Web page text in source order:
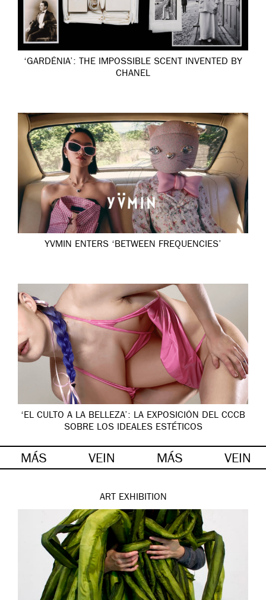
‘GARDÉNIA’: THE IMPOSSIBLE SCENT INVENTED BY
CHANEL
YVMIN ENTERS ‘BETWEEN FREQUENCIES’
‘EL CULTO A LA BELLEZA’: LA EXPOSICIÓN DEL CCCB
SOBRE LOS IDEALES ESTÉTICOS
MÁS VEIN MÁS VEIN
ART EXHIBITION